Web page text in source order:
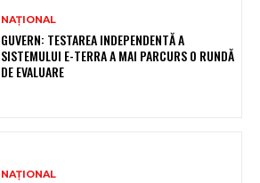
NAȚIONAL
GUVERN: TESTAREA INDEPENDENTĂ A
SISTEMULUI E-TERRA A MAI PARCURS O RUNDĂ
DE EVALUARE
NAȚIONAL